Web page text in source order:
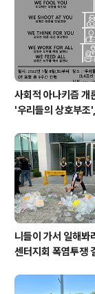
라는 생산력 증가를 바
계를 맺고 있고, 이 자
를 만들어내 절대다수
사회적 아나키즘 개
'우리들의 상호부조
니들이 가서 일해
센터지회 폭염투쟁